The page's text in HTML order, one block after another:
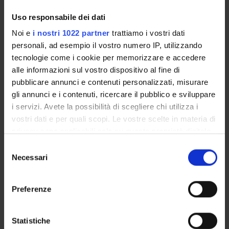
Uso responsabile dei dati
Noi e i nostri 1022 partner trattiamo i vostri dati
personali, ad esempio il vostro numero IP, utilizzando
tecnologie come i cookie per memorizzare e accedere
alle informazioni sul vostro dispositivo al fine di
pubblicare annunci e contenuti personalizzati, misurare
gli annunci e i contenuti, ricercare il pubblico e sviluppare
i servizi. Avete la possibilità di scegliere chi utilizza i
vostri dati e per quali scopi. Le vostre scelte in materia di
modificare o revocare il proprio consenso in qualsiasi
momento dalla Dichiarazione sui cookie o facendo clic
raccogliere informazioni sulla tua posizione
delNecessari
Preferenze
Statistiche
Biochimica e Biologia Molecolare
Proteomica strutturale, funzionale e di espressione
Biochemistry & Molecular Biology (DM) (DM)
Biochimica e Biologia Molecolare
Biochemistry & Molecular Biology (DM) (DM)
Proteomica strutturale, funzionale e di espressione
Biochemistry & Molecular Biology (DNBM) (DNBM)
Biochemistry & Molecular Biology (DNBM) (DNBM)
Biochemistry & Molecular Biology (DSVR) (DSVR)